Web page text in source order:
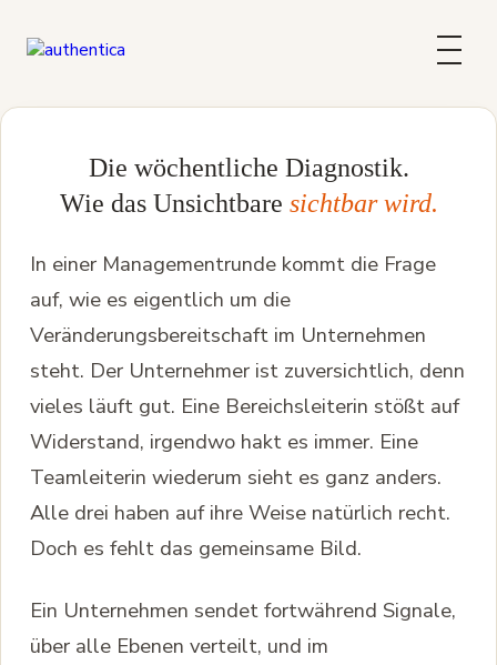
Die wöchentliche Diagnostik.
Wie das Unsichtbare sichtbar wird.
In einer Managementrunde kommt die Frage
auf, wie es eigentlich um die
Veränderungsbereitschaft im Unternehmen
steht. Der Unternehmer ist zuversichtlich, denn
vieles läuft gut. Eine Bereichsleiterin stößt auf
Widerstand, irgendwo hakt es immer. Eine
Teamleiterin wiederum sieht es ganz anders.
Alle drei haben auf ihre Weise natürlich recht.
Doch es fehlt das gemeinsame Bild.
Ein Unternehmen sendet fortwährend Signale,
über alle Ebenen verteilt, und im